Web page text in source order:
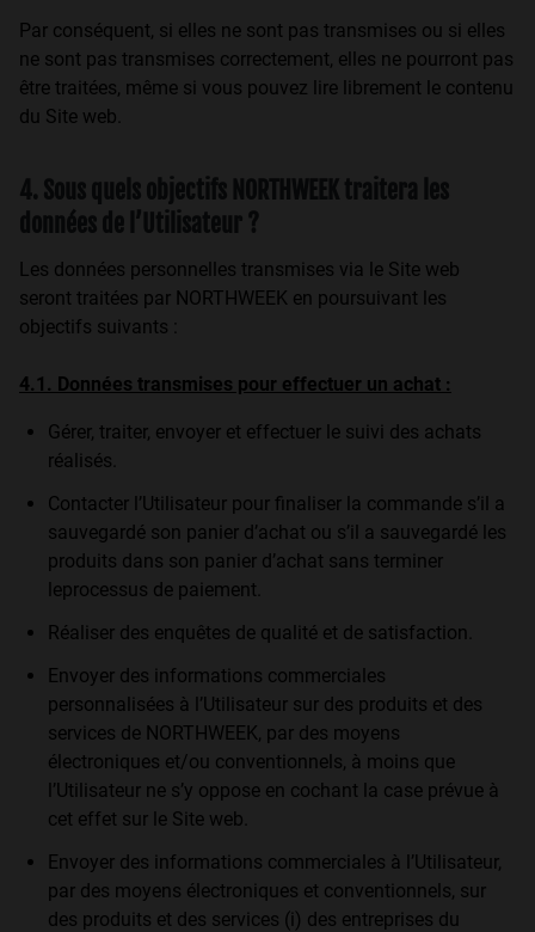
Par conséquent, si elles ne sont pas transmises ou si elles
ne sont pas transmises correctement, elles ne pourront pas
être traitées, même si vous pouvez lire librement le contenu
du Site web.
4. Sous quels objectifs NORTHWEEK traitera les
données de l’Utilisateur ?
Les données personnelles transmises via le Site web
seront traitées par NORTHWEEK en poursuivant les
objectifs suivants :
4.1. Données transmises pour effectuer un achat :
Gérer, traiter, envoyer et effectuer le suivi des achats
réalisés.
Contacter l’Utilisateur pour finaliser la commande s’il a
sauvegardé son panier d’achat ou s’il a sauvegardé les
produits dans son panier d’achat sans terminer
leprocessus de paiement.
Réaliser des enquêtes de qualité et de satisfaction.
Envoyer des informations commerciales
personnalisées à l’Utilisateur sur des produits et des
services de NORTHWEEK, par des moyens
électroniques et/ou conventionnels, à moins que
l’Utilisateur ne s’y oppose en cochant la case prévue à
cet effet sur le Site web.
Envoyer des informations commerciales à l’Utilisateur,
par des moyens électroniques et conventionnels, sur
des produits et des services (i) des entreprises du